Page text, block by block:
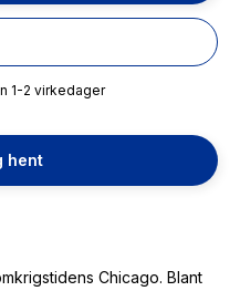
1-2 virkedager
hent
Chicago. Blant